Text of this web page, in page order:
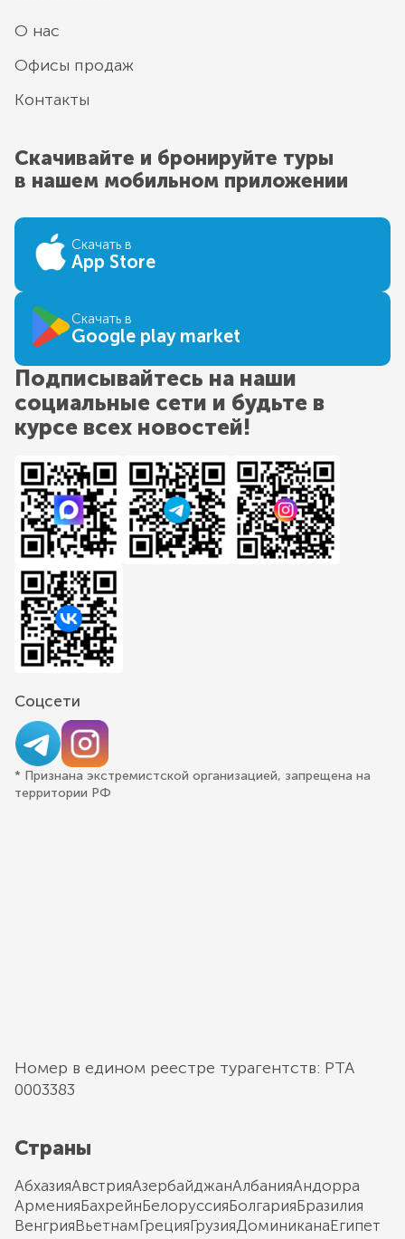
О нас
Офисы продаж
Контакты
Скачивайте и бронируйте туры
в нашем мобильном приложении
Скачать в
App Store
Скачать в
Google play market
Подписывайтесь на наши
социальные сети и будьте в
курсе всех новостей!
Соцсети
* Признана экстремистской организацией, запрещена на
территории РФ
Номер в едином реестре турагентств: РТА
0003383
Страны
АбхазияАвстрияАзербайджанАлбанияАндорра
АрменияБахрейнБелоруссияБолгарияБразилия
ВенгрияВьетнамГрецияГрузияДоминиканаЕгипет